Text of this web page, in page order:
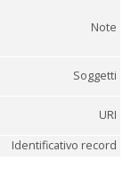
Note
Soggetti
URI
Identificativo record